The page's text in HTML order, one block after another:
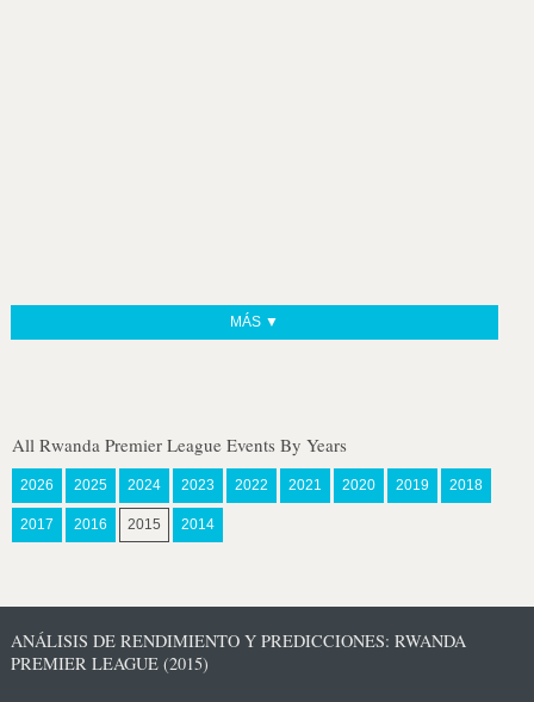
MÁS ▼
All Rwanda Premier League Events By Years
2026 2025 2024 2023 2022 2021 2020 2019 2018
2017 2016 2015 2014
ANÁLISIS DE RENDIMIENTO Y PREDICCIONES: RWANDA
PREMIER LEAGUE (2015)